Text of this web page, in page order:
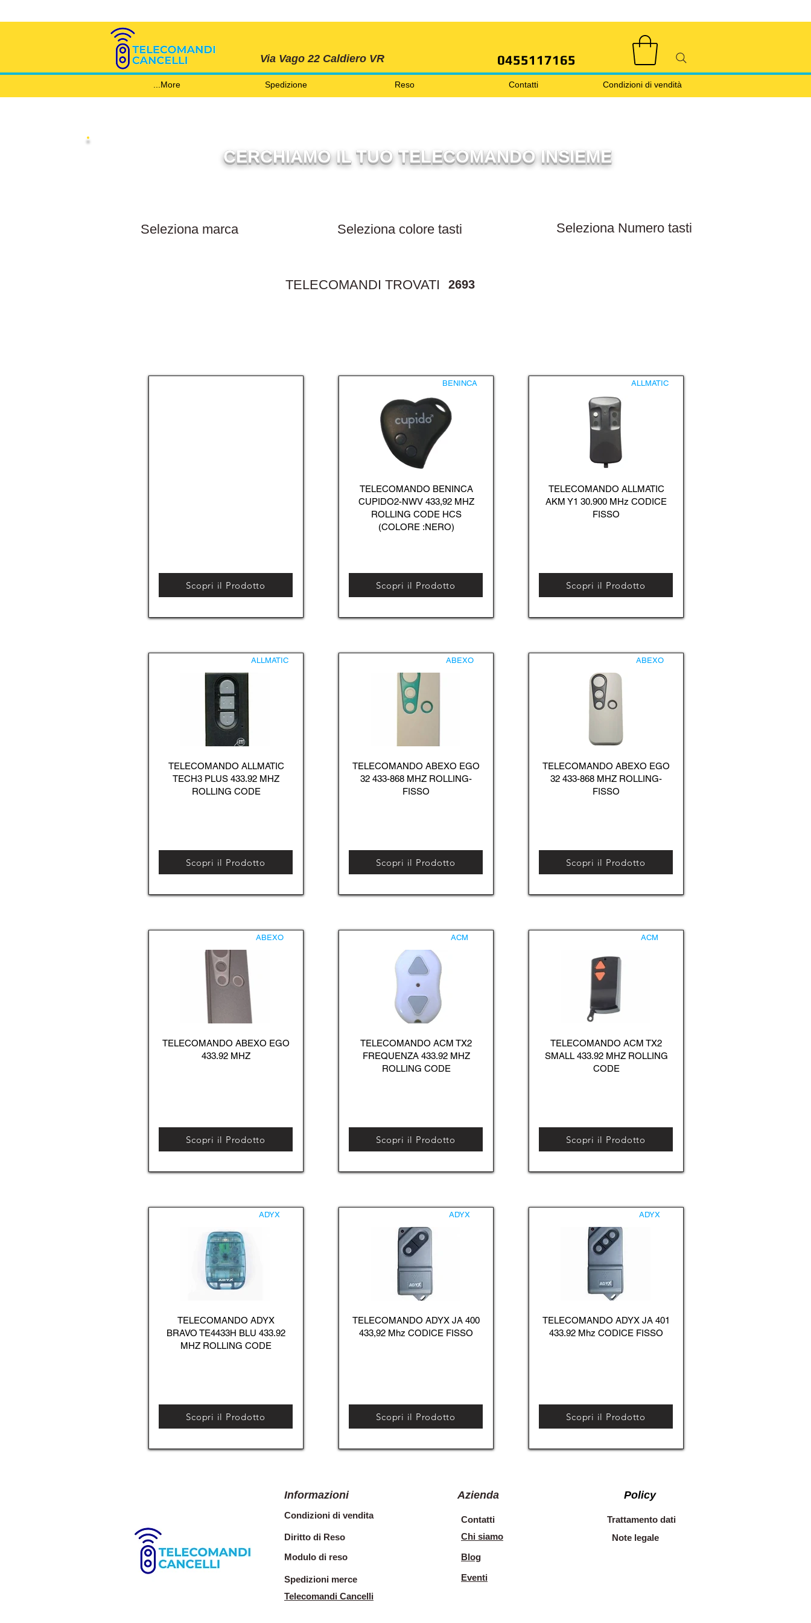
Via Vago 22 Caldiero VR 0455117165
Condizioni di vendità
Contatti
Reso
Spedizione
More...
CERCHIAMO IL TUO TELECOMANDO INSIEME
TELECOMANDI TROVATI 2693
Scopri il Prodotto
ALLMATIC
TELECOMANDO ALLMATIC
TECH3 PLUS 433.92 MHZ
ROLLING CODE
Scopri il Prodotto
ABEXO
TELECOMANDO ABEXO EGO
433.92 MHZ
Scopri il Prodotto
ADYX
TELECOMANDO ADYX
BRAVO TE4433H BLU 433.92
MHZ ROLLING CODE
Scopri il Prodotto
BENINCA
TELECOMANDO BENINCA
CUPIDO2-NWV 433,92 MHZ
ROLLING CODE HCS
(COLORE :NERO)
Scopri il Prodotto
ABEXO
TELECOMANDO ABEXO EGO
32 433-868 MHZ ROLLING-
FISSO
Scopri il Prodotto
ACM
TELECOMANDO ACM TX2
FREQUENZA 433.92 MHZ
ROLLING CODE
Scopri il Prodotto
ADYX
TELECOMANDO ADYX JA 400
433,92 Mhz CODICE FISSO
Scopri il Prodotto
ALLMATIC
TELECOMANDO ALLMATIC
AKM Y1 30.900 MHz CODICE
FISSO
Scopri il Prodotto
ABEXO
TELECOMANDO ABEXO EGO
32 433-868 MHZ ROLLING-
FISSO
Scopri il Prodotto
ACM
TELECOMANDO ACM TX2
SMALL 433.92 MHZ ROLLING
CODE
Scopri il Prodotto
ADYX
TELECOMANDO ADYX JA 401
433.92 Mhz CODICE FISSO
Scopri il Prodotto
Informazioni
Condizioni di vendita
Diritto di Reso
Modulo di reso
Spedizioni merce
Telecomandi Cancelli
Azienda
Contatti
Chi siamo
Blog
Eventi
Policy
Trattamento dati
Note legale